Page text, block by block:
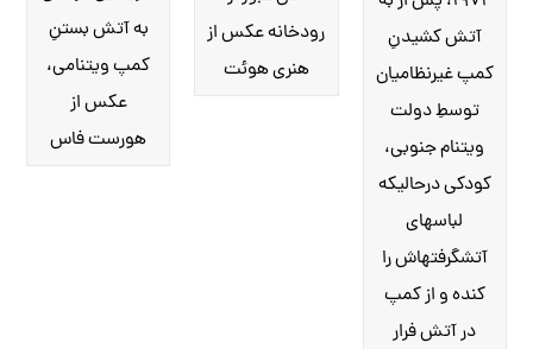
به آتش بستنِ
کمپ ویتنامی،
عکس از
هورست فاس
رودخانه عکس از
هنری هوئت
آتش کشیدنِ
کمپ غیرنظامیان
توسطِ دولت
ویتنام جنوبی،
کودکی درحالی‎که
لباس‎های
آتش‎گرفته‎اش را
کنده و از کمپ
در آتش فرار